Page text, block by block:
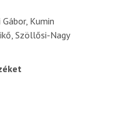
Kumin
Szöllősi-Nagy